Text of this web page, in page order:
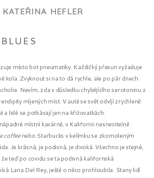
KATEŘINA HEFLER
místo bot pneumatiky. Každičký přesun vyžaduje
kola. Zvyknout si na to dá rychle, ale po pár dnech
Nevím, zda v důsledku chybějícího serotoninu z
míjených míst. V autě se svět odvíjí zrychleně
a lidé se potkávají jen na křižovatkách.
místní kavárně, v Kalifornii nesnesitelně
coffeenebo Starbucks v kelímku se zkomoleným
Je krásná, je podivná, je divoká. Všechno je stejné,
že teď po covidu se ta podivná kalifornská
Lana Del Rey, ještě o něco prohloubila. Stany lidí